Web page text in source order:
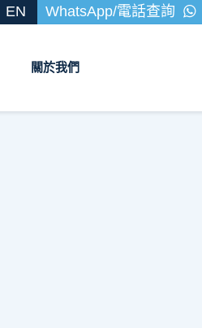
EN WhatsApp/電話查詢
關於我們